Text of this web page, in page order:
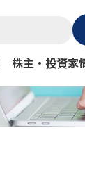
株主・投資家